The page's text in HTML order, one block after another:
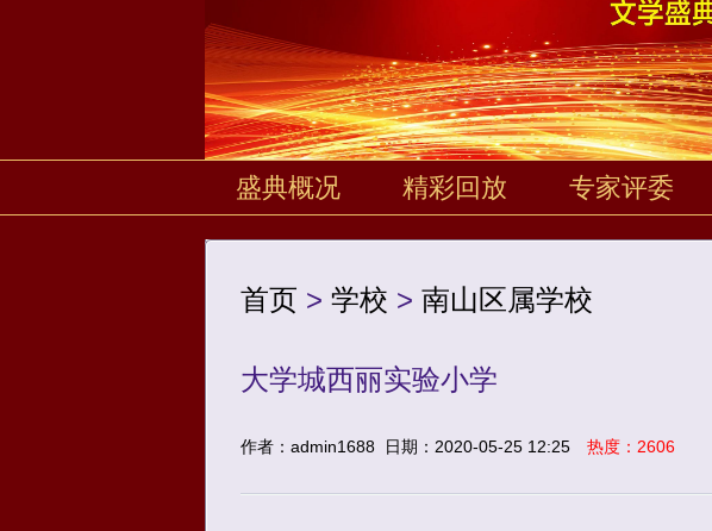
盛典概况 精彩回放 专家评委
首页 > 学校 > 南山区属学校
大学城西丽实验小学
作者：admin1688 日期：2020-05-25 12:25 热度：2606